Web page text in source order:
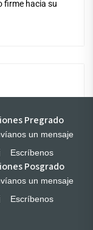
firme hacia su
Pregrado
un mensaje
Escríbenos
Posgrado
un mensaje
Escríbenos